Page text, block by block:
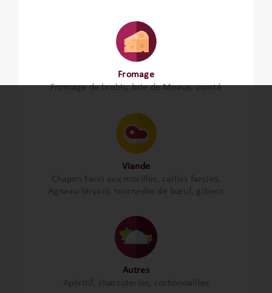
Fromage
Fromage de brebis, brie de Meaux, comté
Viande
Chapon Farci aux morilles, cailles farcies,
Agneau biryani, tournedos de bœuf, gibiers
Autres
Apéritif, charcuteries, cochonnailles